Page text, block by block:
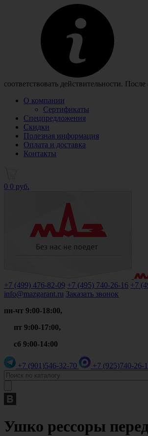
соответствовать действительности.
О компании
Сертификаты
Спецпредложения
Скидки
Полезная информация
Оплата и доставка
Контакты
0 0 руб.
+7 (499) 476-82-09 +7 (495) 740-26-16 +7
info@mazgarant.ru Заказать звонок
пн-чт 9:00-18:00,
пт 9:00-17:00,
сб 9:00-14:00
+7 (901)546-32-70 +7 (925)740-26-
Ушко рессоры